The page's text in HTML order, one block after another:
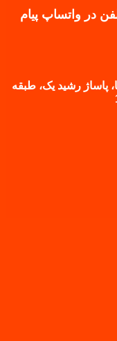
در واتساپ پیام
پاساژ رشید یک، طبقه